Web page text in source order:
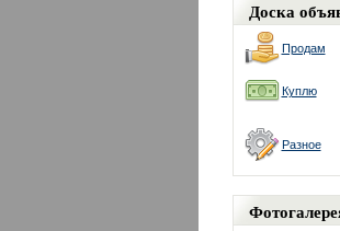
Доска
Продам
Куплю
Разное